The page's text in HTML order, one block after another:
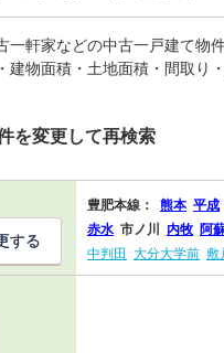
一軒家などの中古一戸建て物
建物面積・土地面積・間取
を変更して再検索
豊肥本線： 熊本 平成
赤水 市ノ川 内牧 阿
中判田 大分大学前 敷
する